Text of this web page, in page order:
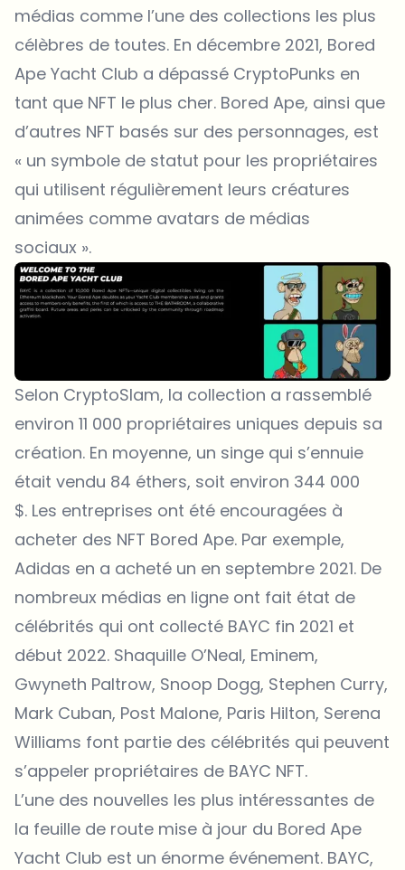
médias comme l’une des collections les plus
célèbres de toutes. En décembre 2021, Bored
Ape Yacht Club a dépassé CryptoPunks en
tant que NFT le plus cher. Bored Ape, ainsi que
d’autres NFT basés sur des personnages, est
« un symbole de statut pour les propriétaires
qui utilisent régulièrement leurs créatures
animées comme avatars de médias
sociaux ».
Selon CryptoSlam, la collection a rassemblé
environ 11 000 propriétaires uniques depuis sa
création. En moyenne, un singe qui s’ennuie
était vendu 84 éthers, soit environ 344 000
$. Les entreprises ont été encouragées à
acheter des NFT Bored Ape. Par exemple,
Adidas en a acheté un en septembre 2021. De
nombreux médias en ligne ont fait état de
célébrités qui ont collecté BAYC fin 2021 et
début 2022. Shaquille O’Neal, Eminem,
Gwyneth Paltrow, Snoop Dogg, Stephen Curry,
Mark Cuban, Post Malone, Paris Hilton, Serena
Williams font partie des célébrités qui peuvent
s’appeler propriétaires de BAYC NFT.
L’une des nouvelles les plus intéressantes de
la feuille de route mise à jour du Bored Ape
Yacht Club est un énorme événement. BAYC,